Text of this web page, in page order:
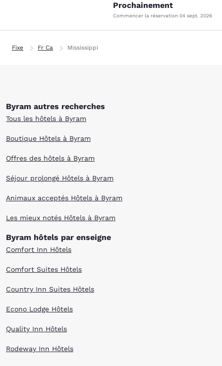
Prochainement
Commencer la réservation 04 sept. 2026
Fixe Fr Ca Mississippi
Byram autres recherches
Tous les hôtels à Byram
Boutique Hôtels à Byram
Offres des hôtels à Byram
Séjour prolongé Hôtels à Byram
Animaux acceptés Hôtels à Byram
Les mieux notés Hôtels à Byram
Byram hôtels par enseigne
Comfort Inn Hôtels
Comfort Suites Hôtels
Country Inn Suites Hôtels
Econo Lodge Hôtels
Quality Inn Hôtels
Rodeway Inn Hôtels